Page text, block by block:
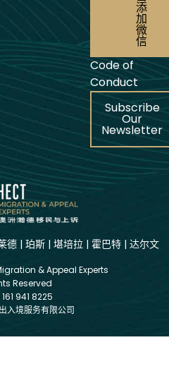
添
加
微
信
Code of
Conduct
Subscribe
Our
Newsletter
德 | 珀斯 | 堪培拉 | 霍巴特 | 达尔文
& Appeal Experts
Reserved
941 8225
入境服务有限公司